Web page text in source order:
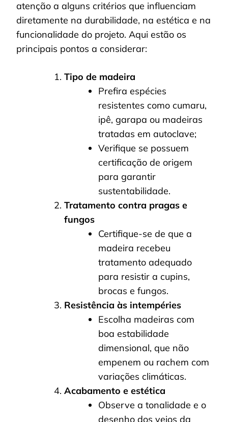
atenção a alguns critérios que influenciam
diretamente na durabilidade, na estética e na
funcionalidade do projeto. Aqui estão os
principais pontos a considerar:
Tipo de madeira
Prefira espécies
resistentes como cumaru,
ipê, garapa ou madeiras
tratadas em autoclave;
Verifique se possuem
certificação de origem
para garantir
sustentabilidade.
Tratamento contra pragas e
fungos
Certifique-se de que a
madeira recebeu
tratamento adequado
para resistir a cupins,
brocas e fungos.
Resistência às intempéries
Escolha madeiras com
boa estabilidade
dimensional, que não
empenem ou rachem com
variações climáticas.
Acabamento e estética
Observe a tonalidade e o
desenho dos veios da